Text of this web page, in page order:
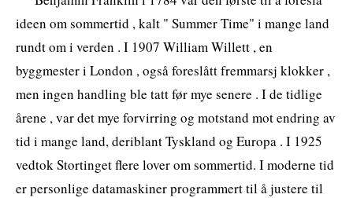
ideen om sommertid , kalt " Summer Time" i mange land
rundt om i verden . I 1907 William Willett , en
byggmester i London , også foreslått fremmarsj klokker ,
men ingen handling ble tatt før mye senere . I de tidlige
årene , var det mye forvirring og motstand mot endring av
tid i mange land, deriblant Tyskland og Europa . I 1925
vedtok Stortinget flere lover om sommertid. I moderne tid
er personlige datamaskiner programmert til å justere til